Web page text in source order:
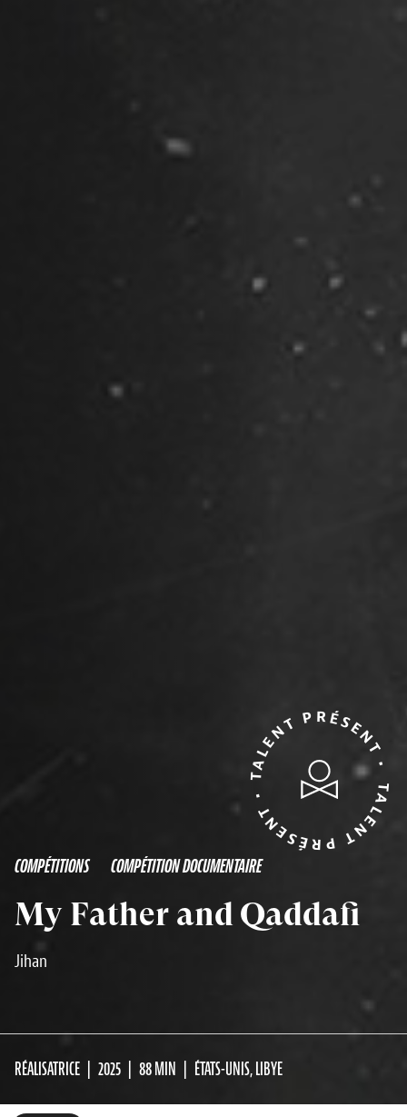
COMPÉTITIONS COMPÉTITION DOCUMENTAIRE
My Father and Qaddafi
Jihan
TALENT PRÉSENT • TALENT PRÉSENT •
RÉALISATRICE 2025 88 MIN ÉTATS-UNIS, LIBYE